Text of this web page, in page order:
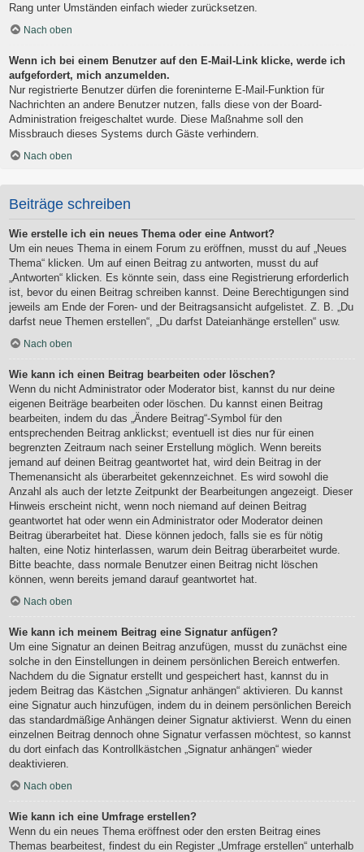
Rang unter Umständen einfach wieder zurücksetzen.
Nach oben
Wenn ich bei einem Benutzer auf den E-Mail-Link klicke, werde ich
aufgefordert, mich anzumelden.
Nur registrierte Benutzer dürfen die foreninterne E-Mail-Funktion für
Nachrichten an andere Benutzer nutzen, falls diese von der Board-
Administration freigeschaltet wurde. Diese Maßnahme soll den
Missbrauch dieses Systems durch Gäste verhindern.
Nach oben
Beiträge schreiben
Wie erstelle ich ein neues Thema oder eine Antwort?
Um ein neues Thema in einem Forum zu eröffnen, musst du auf „Neues
Thema“ klicken. Um auf einen Beitrag zu antworten, musst du auf
„Antworten“ klicken. Es könnte sein, dass eine Registrierung erforderlich
ist, bevor du einen Beitrag schreiben kannst. Deine Berechtigungen sind
jeweils am Ende der Foren- und der Beitragsansicht aufgelistet. Z. B. „Du
darfst neue Themen erstellen“, „Du darfst Dateianhänge erstellen“ usw.
Nach oben
Wie kann ich einen Beitrag bearbeiten oder löschen?
Wenn du nicht Administrator oder Moderator bist, kannst du nur deine
eigenen Beiträge bearbeiten oder löschen. Du kannst einen Beitrag
bearbeiten, indem du das „Ändere Beitrag“-Symbol für den
entsprechenden Beitrag anklickst; eventuell ist dies nur für einen
begrenzten Zeitraum nach seiner Erstellung möglich. Wenn bereits
jemand auf deinen Beitrag geantwortet hat, wird dein Beitrag in der
Themenansicht als überarbeitet gekennzeichnet. Es wird sowohl die
Anzahl als auch der letzte Zeitpunkt der Bearbeitungen angezeigt. Dieser
Hinweis erscheint nicht, wenn noch niemand auf deinen Beitrag
geantwortet hat oder wenn ein Administrator oder Moderator deinen
Beitrag überarbeitet hat. Diese können jedoch, falls sie es für nötig
halten, eine Notiz hinterlassen, warum dein Beitrag überarbeitet wurde.
Bitte beachte, dass normale Benutzer einen Beitrag nicht löschen
können, wenn bereits jemand darauf geantwortet hat.
Nach oben
Wie kann ich meinem Beitrag eine Signatur anfügen?
Um eine Signatur an deinen Beitrag anzufügen, musst du zunächst eine
solche in den Einstellungen in deinem persönlichen Bereich entwerfen.
Nachdem du die Signatur erstellt und gespeichert hast, kannst du in
jedem Beitrag das Kästchen „Signatur anhängen“ aktivieren. Du kannst
eine Signatur auch hinzufügen, indem du in deinem persönlichen Bereich
das standardmäßige Anhängen deiner Signatur aktivierst. Wenn du einen
einzelnen Beitrag dennoch ohne Signatur verfassen möchtest, so kannst
du dort einfach das Kontrollkästchen „Signatur anhängen“ wieder
deaktivieren.
Nach oben
Wie kann ich eine Umfrage erstellen?
Wenn du ein neues Thema eröffnest oder den ersten Beitrag eines
Themas bearbeitest, findest du ein Register „Umfrage erstellen“ unterhalb